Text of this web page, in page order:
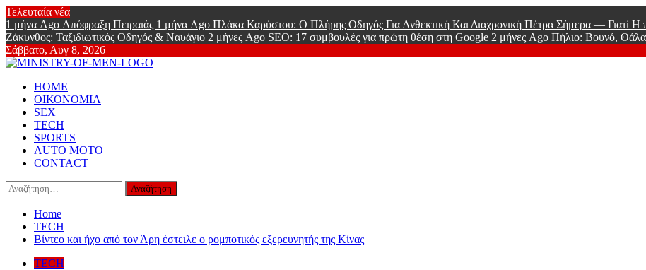
Skip
to
content
Τελευταία νέα
1 μήνα Ago Απόφραξη Πειραιάς 1 μήνα Ago Πλάκα Καρύστου: Ο Πλήρης Οδηγός Για Ανθεκτική Και Διαχρονική Πέτρα Σήμερα — Γιατί
Ζάκυνθος: Ταξιδιωτικός Οδηγός & Ναυάγιο 2 μήνες Ago SEO: 17 συμβουλές για πρώτη θέση στη Google 2 μήνες Ago Πήλιο: Βουνό,
Σάββατο, Αυγ 8, 2026
Online Lifestyle περιοδικό για Aνδρες
Primary
Menu
HOME
ΟΙΚΟΝΟΜΙΑ
SEX
TECH
SPORTS
AUTO MOTO
CONTACT
Αναζήτηση
για:
Home
TECH
Βίντεο και ήχο από τον Άρη έστειλε ο ρομποτικός εξερευνητής της Κίνας
TECH